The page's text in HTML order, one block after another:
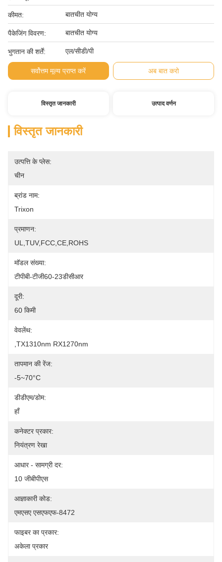
कीमत: बातचीत योग्य
पैकेजिंग विवरण: बातचीत योग्य
भुगतान की शर्तें: एल/सीडी/पी
सर्वोत्तम मूल्य प्राप्त करें अब बात करो
विस्तृत जानकारी उत्पाद वर्णन
विस्तृत जानकारी
उत्पत्ति के प्लेस:
चीन
ब्रांड नाम:
Trixon
प्रमाणन:
UL,TUV,FCC,CE,ROHS
मॉडल संख्या:
टीपीबी-टीजी60-23डीसीआर
दूरी:
60 किमी
वेवलेंथ:
,TX1310nm RX1270nm
तापमान की रेंज:
-5~70°C
डीडीएम/डोम:
हाँ
कनेक्टर प्रकार:
नियंत्रण रेखा
आधार - सामग्री दर:
10 जीबीपीएस
आज्ञाकारी कोड:
एमएसए एसएफएफ-8472
फाइबर का प्रकार:
अकेला प्रकार